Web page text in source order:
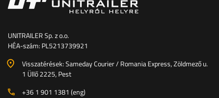
UNITRAILER Sp. z o.o.
HÉA-szám: PL5213739921
Visszatérések: Sameday Courier / Romania Express, Zöldmező u.
1 Üllő 2225, Pest
+36 1 901 1381 (eng)